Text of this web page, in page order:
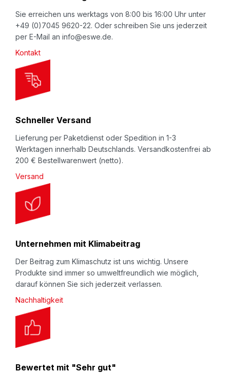
Abrollwagen (Poly-Textil)
Ablagekasten (Art.Nr.805-10), passend für
Umreifungsband Poly-Textil Rollen mit KernØ 76
mm.
Bandspanngerät (Poly-Textil)
Umreifungsband Poly-Textil (Art.Nr.
08). Bandspanngerät für 13-19 mm
und verrutschen kann.
w
s
e
t
e
r
Sie erreichen uns werktags von 8:00 bis 16:00 Uhr unter
+49 (0)7045 9620-22. Oder schreiben Sie uns jederzeit
per E-Mail an info@eswe.de.
Kontakt
Schneller Versand
Lieferung per Paketdienst oder Spedition in 1-3
Werktagen innerhalb Deutschlands. Versandkostenfrei ab
200 € Bestellwarenwert (netto).
Versand
Unternehmen mit Klimabeitrag
Der Beitrag zum Klimaschutz ist uns wichtig. Unsere
Produkte sind immer so umweltfreundlich wie möglich,
darauf können Sie sich jederzeit verlassen.
Nachhaltigkeit
Bewertet mit "Sehr gut"